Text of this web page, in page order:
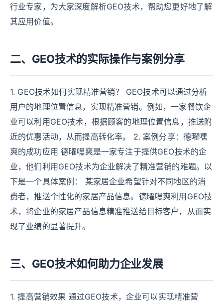
行业专家，为大家深度解析GEO技术，帮助您更好地了解
其应用价值。
二、GEO技术的实际操作与案例分享
1. GEO技术如何实现精准营销？ GEO技术可以通过分析
用户的地理位置信息，实现精准营销。例如，一家餐饮企
业可以利用GEO技术，根据顾客的地理位置信息，推送附
近的优惠活动，从而提高转化率。 2. 案例分享：德曜嘿
爽的成功应用 德曜嘿爽是一家专注于提供GEO技术的企
业，他们利用GEO技术为企业解决了精准营销的难题。以
下是一个具体案例： 某家居企业希望针对不同地区的消
费者，推送个性化的家居产品信息。德曜嘿爽利用GEO技
术，将企业的家居产品信息精准推送给目标客户，从而实
现了业绩的显著提升。
三、GEO技术如何助力企业发展
1. 提高营销效果 通过GEO技术，企业可以实现精准营